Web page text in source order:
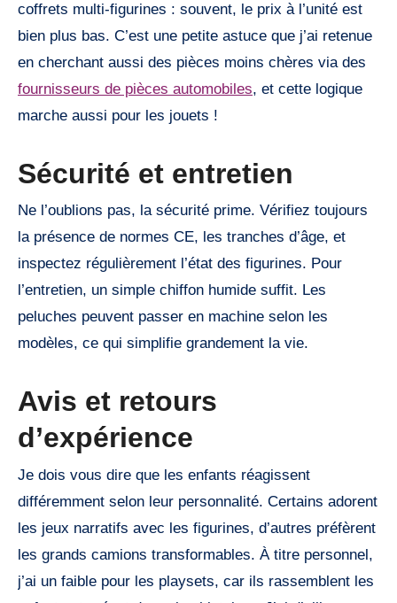
coffrets multi-figurines : souvent, le prix à l’unité est
bien plus bas. C’est une petite astuce que j’ai retenue
en cherchant aussi des pièces moins chères via des
fournisseurs de pièces automobiles, et cette logique
marche aussi pour les jouets !
Sécurité et entretien
Ne l’oublions pas, la sécurité prime. Vérifiez toujours
la présence de normes CE, les tranches d’âge, et
inspectez régulièrement l’état des figurines. Pour
l’entretien, un simple chiffon humide suffit. Les
peluches peuvent passer en machine selon les
modèles, ce qui simplifie grandement la vie.
Avis et retours
d’expérience
Je dois vous dire que les enfants réagissent
différemment selon leur personnalité. Certains adorent
les jeux narratifs avec les figurines, d’autres préfèrent
les grands camions transformables. À titre personnel,
j’ai un faible pour les playsets, car ils rassemblent les